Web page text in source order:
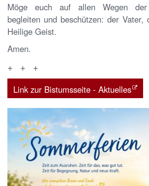
Möge euch auf allen Wegen
begleiten und beschützen: der
Heilige Geist.
Amen.
+ + +
Link zur Bistumsseite - Aktuelles